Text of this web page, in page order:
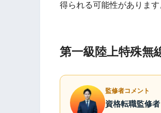
得られる可能性があります
第一級陸上特殊無
監修者コメント
資格転職監修